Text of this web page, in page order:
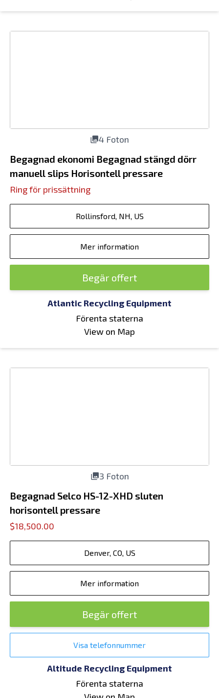
4 Foton
Begagnad ekonomi Begagnad stängd dörr
manuell slips Horisontell pressare
Ring för prissättning
Rollinsford, NH, US
Mer information
Begär offert
Atlantic Recycling Equipment
Förenta staterna
View on Map
3 Foton
Begagnad Selco HS-12-XHD sluten
horisontell pressare
$18,500.00
Denver, CO, US
Mer information
Begär offert
Visa telefonnummer
Altitude Recycling Equipment
Förenta staterna